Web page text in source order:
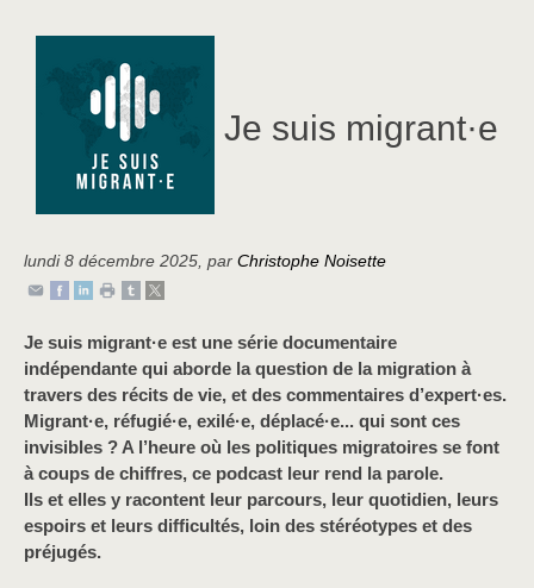
Je suis migrant·e
lundi 8 décembre 2025, par Christophe Noisette
Je suis migrant·e est une série documentaire
indépendante qui aborde la question de la migration à
travers des récits de vie, et des commentaires d’expert·es.
Migrant·e, réfugié·e, exilé·e, déplacé·e... qui sont ces
invisibles ? A l’heure où les politiques migratoires se font
à coups de chiffres, ce podcast leur rend la parole.
Ils et elles y racontent leur parcours, leur quotidien, leurs
espoirs et leurs difficultés, loin des stéréotypes et des
préjugés.